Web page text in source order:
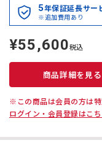
5年保証延長サー
※追加費用あり
定
価
¥55,600税込
商品詳細を見る
※この商品は会員の方は特
ログイン・会員登録はこち